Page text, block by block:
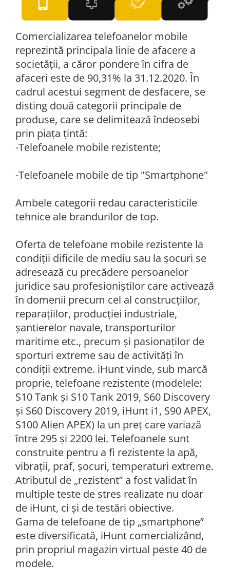
Comercializarea telefoanelor mobile
reprezintă principala linie de afacere a
societății, a căror pondere în cifra de
afaceri este de 90,31% la 31.12.2020. În
cadrul acestui segment de desfacere, se
disting două categorii principale de
produse, care se delimitează îndeosebi
prin piața țintă:
-Telefoanele mobile rezistente;
-Telefoanele mobile de tip "Smartphone"
Ambele categorii redau caracteristicile
tehnice ale brandurilor de top.
Oferta de telefoane mobile rezistente la
condiții dificile de mediu sau la șocuri se
adresează cu precădere persoanelor
juridice sau profesioniștilor care activează
în domenii precum cel al construcțiilor,
reparațiilor, producției industriale,
șantierelor navale, transporturilor
maritime etc., precum și pasionaților de
sporturi extreme sau de activități în
condiții extreme. iHunt vinde, sub marcă
proprie, telefoane rezistente (modelele:
S10 Tank și S10 Tank 2019, S60 Discovery
și S60 Discovery 2019, iHunt i1, S90 APEX,
S100 Alien APEX) la un preț care variază
între 295 și 2200 lei. Telefoanele sunt
construite pentru a fi rezistente la apă,
vibrații, praf, șocuri, temperaturi extreme.
Atributul de „rezistent” a fost validat în
multiple teste de stres realizate nu doar
de iHunt, ci și de testări obiective.
Gama de telefoane de tip „smartphone”
este diversificată, iHunt comercializând,
prin propriul magazin virtual peste 40 de
modele.